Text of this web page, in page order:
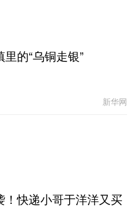
的“乌铜走银”
新华网
！快递小哥于洋洋又买